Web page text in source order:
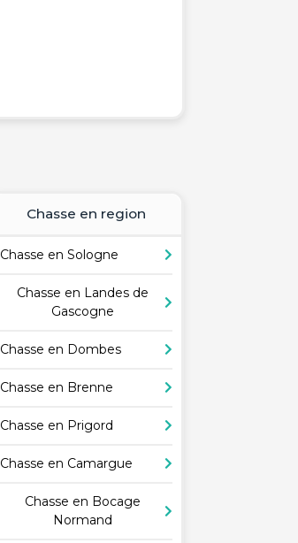
Chasse en region
Chasse en Sologne
Chasse en Landes de
Gascogne
Chasse en Dombes
Chasse en Brenne
Chasse en Prigord
Chasse en Camargue
Chasse en Bocage
Normand